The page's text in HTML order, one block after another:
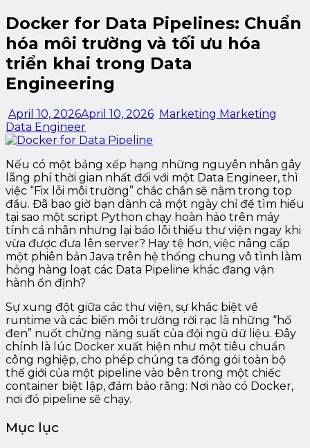
Docker for Data Pipelines: Chuẩn
hóa môi trường và tối ưu hóa
triển khai trong Data
Engineering
April 10, 2026April 10, 2026 Marketing Marketing
Data Engineer
Nếu có một bảng xếp hạng những nguyên nhân gây
lãng phí thời gian nhất đối với một Data Engineer, thì
việc “Fix lỗi môi trường” chắc chắn sẽ nằm trong top
đầu. Đã bao giờ bạn dành cả một ngày chỉ để tìm hiểu
tại sao một script Python chạy hoàn hảo trên máy
tính cá nhân nhưng lại báo lỗi thiếu thư viện ngay khi
vừa được đưa lên server? Hay tệ hơn, việc nâng cấp
một phiên bản Java trên hệ thống chung vô tình làm
hỏng hàng loạt các Data Pipeline khác đang vận
hành ổn định?
Sự xung đột giữa các thư viện, sự khác biệt về
runtime và các biến môi trường rời rạc là những “hố
đen” nuốt chửng năng suất của đội ngũ dữ liệu. Đây
chính là lúc Docker xuất hiện như một tiêu chuẩn
công nghiệp, cho phép chúng ta đóng gói toàn bộ
thế giới của một pipeline vào bên trong một chiếc
container biệt lập, đảm bảo rằng: Nơi nào có Docker,
nơi đó pipeline sẽ chạy.
Mục lục